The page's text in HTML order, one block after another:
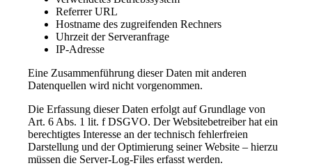
Referrer URL
Hostname des zugreifenden Rechners
Uhrzeit der Serveranfrage
IP-Adresse
Eine Zusammenführung dieser Daten mit anderen
Datenquellen wird nicht vorgenommen.
Die Erfassung dieser Daten erfolgt auf Grundlage von
Art. 6 Abs. 1 lit. f DSGVO. Der Websitebetreiber hat ein
berechtigtes Interesse an der technisch fehlerfreien
Darstellung und der Optimierung seiner Website – hierzu
müssen die Server-Log-Files erfasst werden.